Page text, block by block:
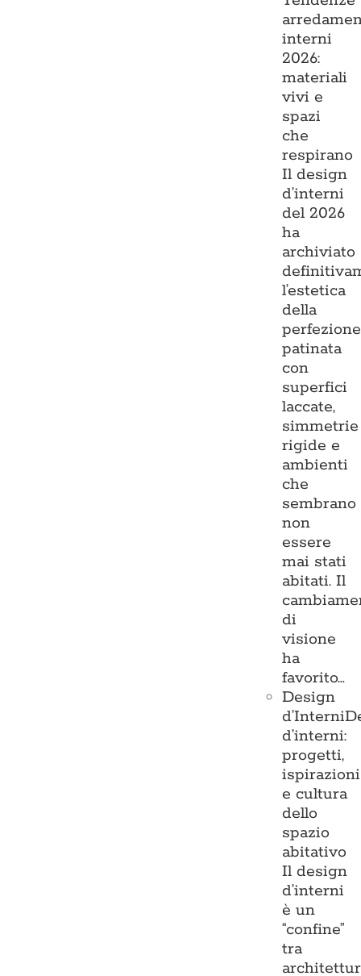
interni
2026:
materiali
vivi e
spazi
che
respirano
Il design
d’interni
del 2026
ha
archiviato
l’estetica
della
perfezione
patinata
con
superfici
laccate,
simmetrie
rigide e
ambienti
che
sembrano
non
essere
mai stati
abitati. Il
di
visione
ha
favorito…
Design
d’Interni
d’interni:
progetti,
ispirazioni
e cultura
dello
spazio
abitativo
Il design
d’interni
è un
“confine”
tra